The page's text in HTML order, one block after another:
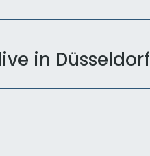
in Düsseldorf